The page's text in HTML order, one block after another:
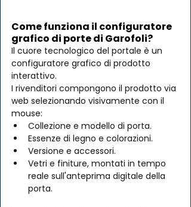
Come funziona il configuratore
grafico di porte di Garofoli?
Il cuore tecnologico del portale è un
configuratore grafico di prodotto
interattivo.
I rivenditori compongono il prodotto via
web selezionando visivamente con il
mouse:
Collezione e modello di porta.
Essenze di legno e colorazioni.
Versione e accessori.
Vetri e finiture, montati in tempo
reale sull'anteprima digitale della
porta.